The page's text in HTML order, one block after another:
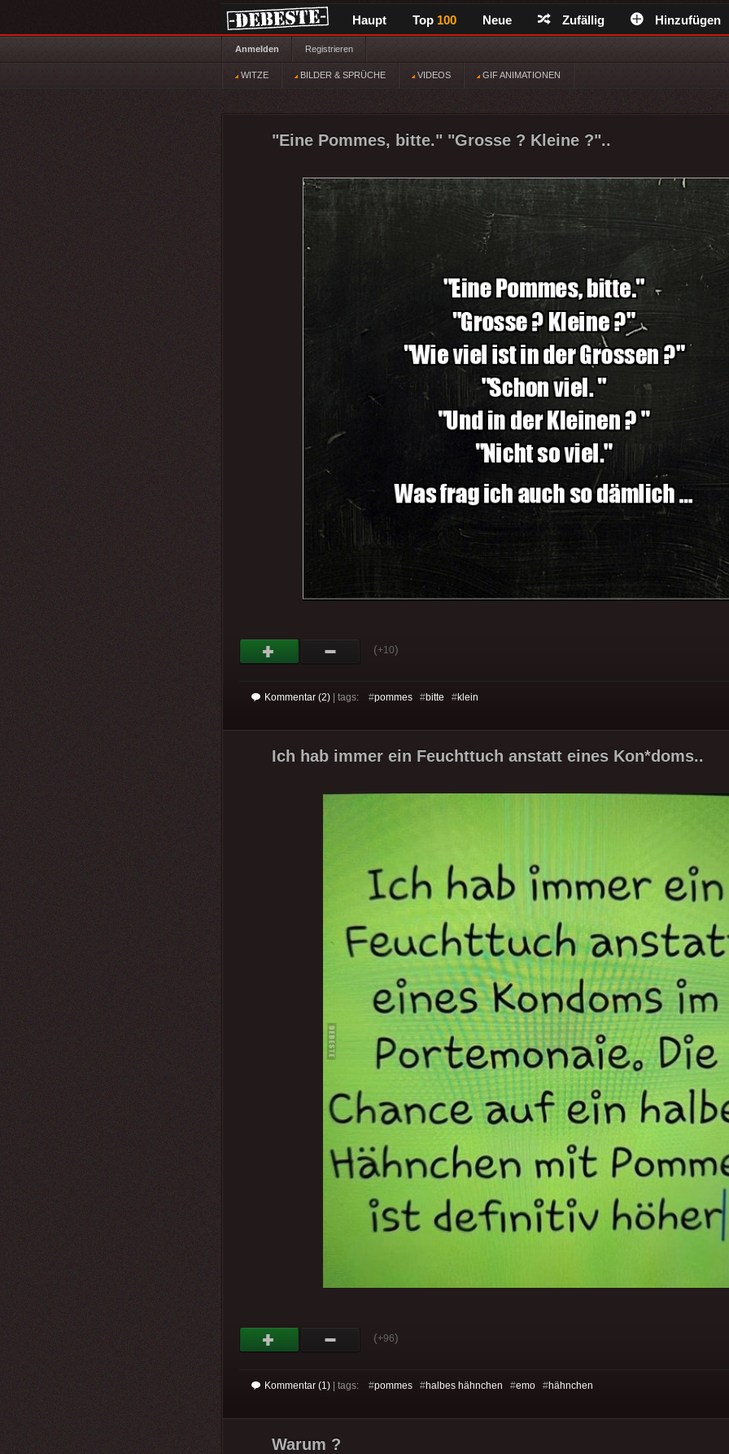
Haupt Top 100 Neue Zufällig Hinzufügen
Anmelden Registrieren
WITZE BILDER & SPRÜCHE VIDEOS GIF ANIMATIONEN
"Eine Pommes, bitte." "Grosse ? Kleine ?"..
(+10)
Kommentar (2) | tags: #pommes #bitte #klein
Ich hab immer ein Feuchttuch anstatt eines Kon*doms..
(+96)
Kommentar (1) | tags: #pommes #halbes hähnchen #emo #hähnchen
Warum ?